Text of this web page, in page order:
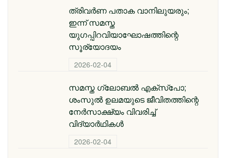
ത്രിവർണ പതാക വാനിലുയരും;
ഇന്ന് സമസ്ത
യുഗപ്പിറവിയാഘോഷത്തിന്റെ
സൂര്യോദയം
2026-02-04
സമസ്ത ​ഗ്ലോബൽ എക്സ്പോ;
ശംസുൽ ഉലമയുടെ ജീവിതത്തിന്റെ
നേർസാക്ഷ്യം വിവരിച്ച്
വിദ്യാർഥികൾ
2026-02-04